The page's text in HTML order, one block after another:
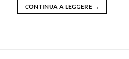
CONTINUA A LEGGERE →